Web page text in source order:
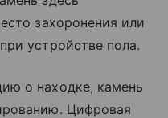
захоронения или
устройстве пола.
о находке, камень
Цифровая